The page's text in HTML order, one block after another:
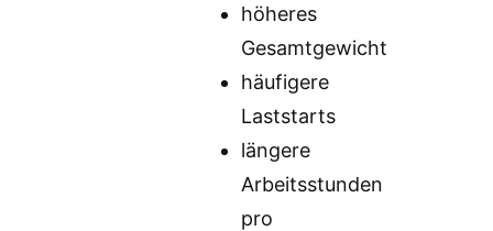
höheres
Gesamtgewicht
häufigere
Laststarts
längere
Arbeitsstunden
pro